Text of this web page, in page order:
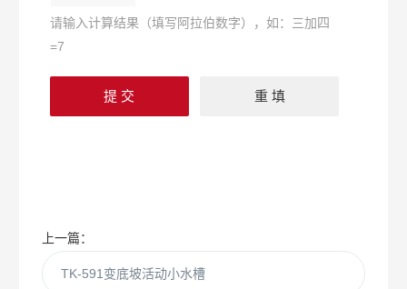
请输入计算结果（填写阿拉伯数字），如：三加四
=7
上一篇：
TK-591变底坡活动小水槽